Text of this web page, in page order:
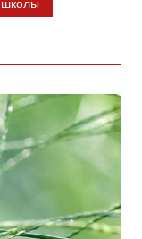
школы